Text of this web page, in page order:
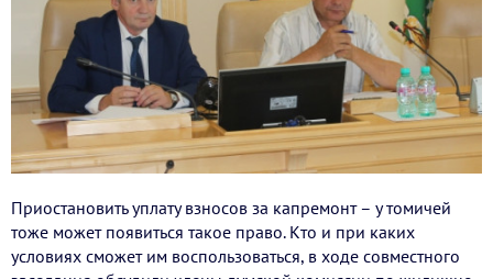
Приостановить уплату взносов за капремонт – у томичей
тоже может появиться такое право. Кто и при каких
условиях сможет им воспользоваться, в ходе совместного